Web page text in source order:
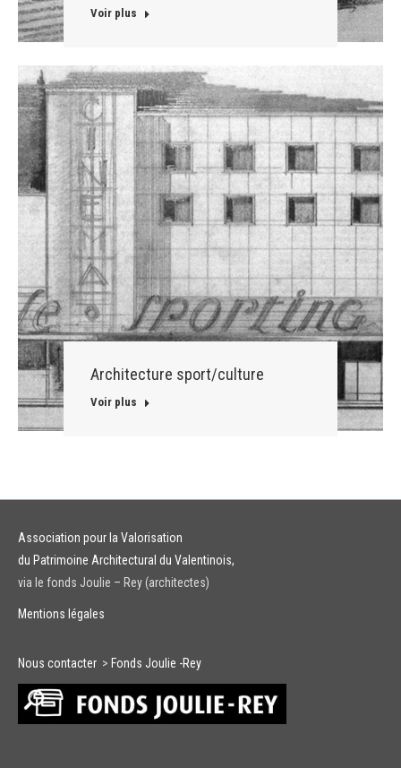
Voir plus
Architecture sport/culture
Voir plus
Association pour la Valorisation
du Patrimoine Architectural du Valentinois,
via le fonds Joulie – Rey (architectes)
Mentions légales
Nous contacter > Fonds Joulie -Rey